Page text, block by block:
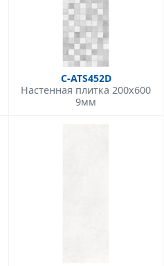
C-ATS452D
Настенная плитка 200x600
9мм